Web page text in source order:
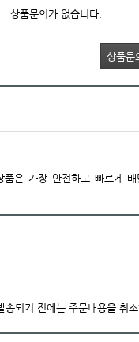
상품문의가 없습니다.
상품문
품은 가장 안전하고 빠르게 배
송되기 전에는 주문내용을 취